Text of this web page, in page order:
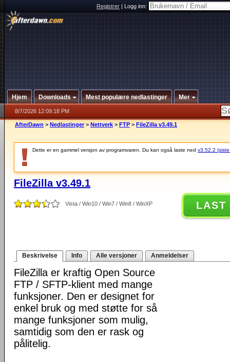
Registrer|Logg inn:
Hjem Downloads Mest populære nedlastinger Mer
8/7/2026 12:09:18 PM
AfterDawn > Nedlastinger > Nettverk > FTP > FileZilla v3.49.1
Dette er en gammel versjon av programvaren. Du kan også laste ned v3.52.2
FileZilla v3.49.1
Vista / Win10 / Win7 / Win8 / WinXP LAST
Beskrivelse Info Alle versjoner Anmeldelser
FileZilla er kraftig Open Source
FTP / SFTP-klient med mange
funksjoner. Den er designet for
enkel bruk og med støtte for så
mange funksjoner som mulig,
samtidig som den er rask og
pålitelig.